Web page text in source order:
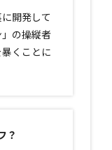
開発して
の操縦者
くことに
？